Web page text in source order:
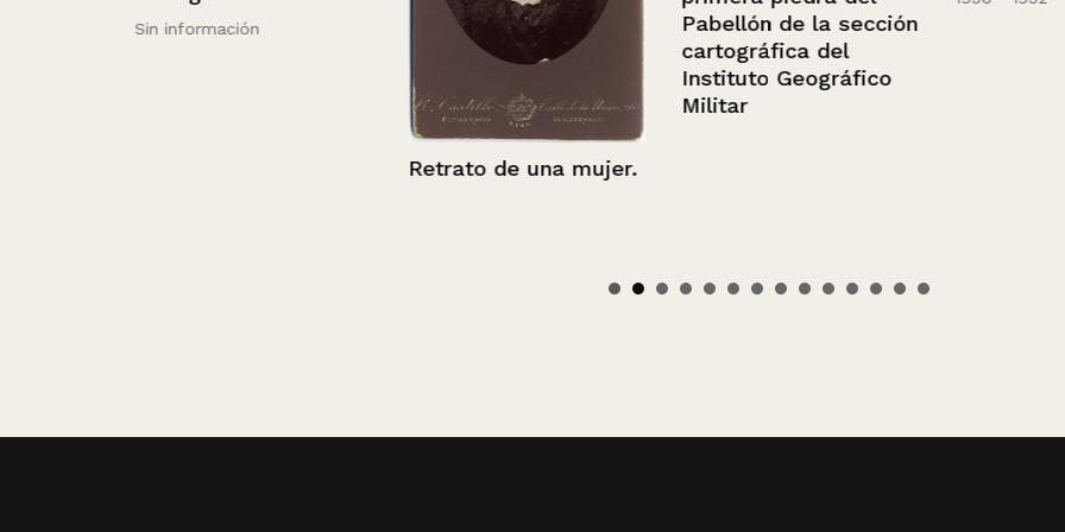
Sin información
Retrato de una mujer.
Pabellón de la sección
cartográfica del
Instituto Geográfico
Militar